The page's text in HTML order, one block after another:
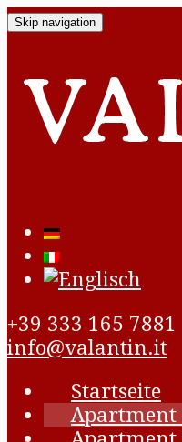
Skip navigation
+39 333 165 7881
info@valantin.it
Startseite
Apartment